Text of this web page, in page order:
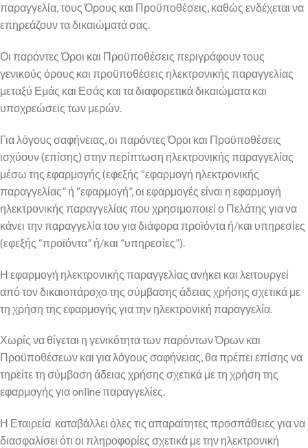
παραγγελία, τους Όρους και Προϋποθέσεις, καθώς ενδέχεται να
επηρεάζουν τα δικαιώματά σας.
Οι παρόντες Όροι και Προϋποθέσεις περιγράφουν τους
γενικούς όρους και προϋποθέσεις ηλεκτρονικής παραγγελίας
μεταξύ Εμάς και Εσάς και τα διαφορετικά δικαιώματα και
υποχρεώσεις των μερών.
Για λόγους σαφήνειας, οι παρόντες Όροι και Προϋποθέσεις
ισχύουν (επίσης) στην περίπτωση ηλεκτρονικής παραγγελίας
μέσω της εφαρμογής (εφεξής “εφαρμογή ηλεκτρονικής
παραγγελίας” ή “εφαρμογή”, οι εφαρμογές είναι η εφαρμογή
ηλεκτρονικής παραγγελίας που χρησιμοποιεί ο Πελάτης για να
κάνει την παραγγελία του για διάφορα προϊόντα ή/και υπηρεσίες
(εφεξής “προϊόντα” ή/και “υπηρεσίες”).
Η εφαρμογή ηλεκτρονικής παραγγελίας ανήκει και λειτουργεί
από τον δικαιοπάροχο της σύμβασης άδειας χρήσης σχετικά με
τη χρήση της εφαρμογής για την ηλεκτρονική παραγγελία.
Χωρίς να θίγεται η γενικότητα των παρόντων Όρων και
Προϋποθέσεων και για λόγους σαφήνειας, θα πρέπει επίσης να
τηρείτε τη σύμβαση άδειας χρήσης σχετικά με τη χρήση της
εφαρμογής για online παραγγελίες.
Η Εταιρεία καταβάλλει όλες τις απαραίτητες προσπάθειες για να
διασφαλίσει ότι οι πληροφορίες σχετικά με την ηλεκτρονική